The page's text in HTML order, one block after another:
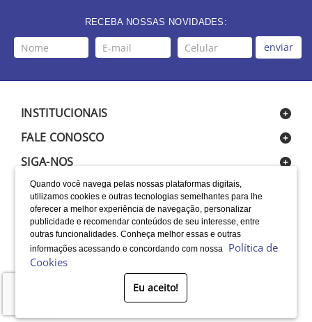
Quando você navega pelas nossas plataformas digitais,
utilizamos cookies e outras tecnologias semelhantes para lhe
oferecer a melhor experiência de navegação, personalizar
publicidade e recomendar conteúdos de seu interesse, entre
outras funcionalidades. Conheça melhor essas e outras
informações acessando e concordando com nossa
Política de
Cookies
Eu aceito!
RECEBA NOSSAS NOVIDADES:
enviar
INSTITUCIONAIS
FALE CONOSCO
SIGA-NOS
LOCALIZAÇÃO